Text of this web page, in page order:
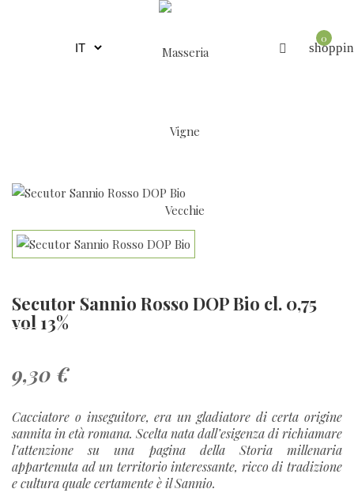
0
Secutor Sannio Rosso DOP Bio cl. 0,75
vol 13%
9,30 €
Cacciatore o inseguitore, era un gladiatore di certa origine
sannita in età romana. Scelta nata dall’esigenza di richiamare
l’attenzione su una pagina della Storia millenaria
appartenuta ad un territorio interessante, ricco di tradizione
e cultura quale certamente è il Sannio.